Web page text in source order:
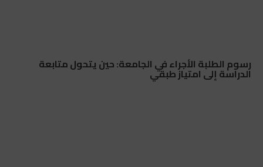
رسوم الطلبة الأجراء في الجامعة: حين يتحول متابعة
الدراسة إلى امتياز طبقي